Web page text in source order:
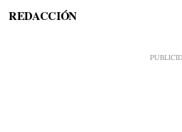
REDACCIÓN